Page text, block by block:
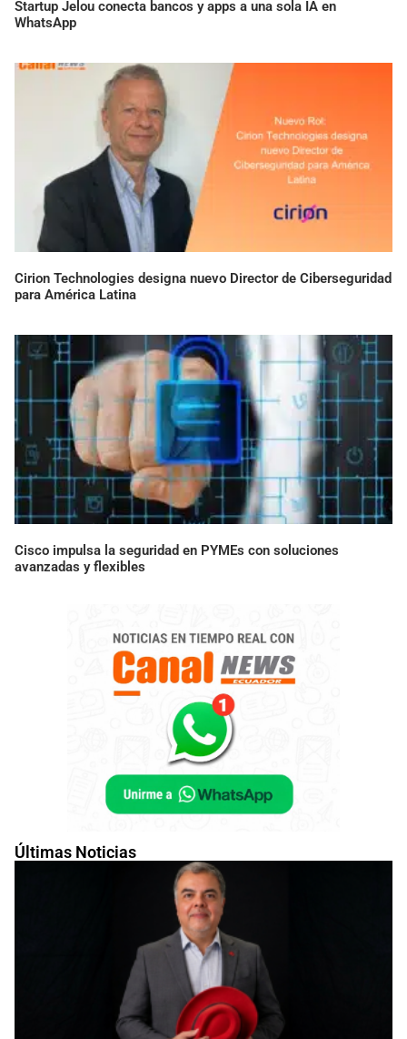
Últimas Noticias
Startup Jelou conecta bancos y apps a una sola IA en
WhatsApp
Cirion Technologies designa nuevo Director de Ciberseguridad
para América Latina
Cisco impulsa la seguridad en PYMEs con soluciones
avanzadas y flexibles